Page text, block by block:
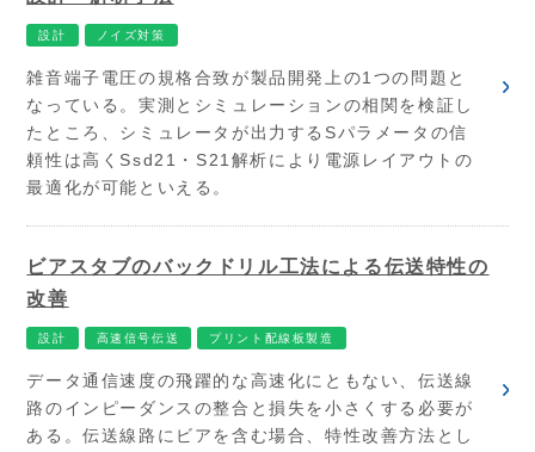
設計 ノイズ対策
雑音端子電圧の規格合致が製品開発上の1つの問題と
なっている。実測とシミュレーションの相関を検証し
たところ、シミュレータが出力するSパラメータの信
頼性は高くSsd21・S21解析により電源レイアウトの
最適化が可能といえる。
ビアスタブのバックドリル工法による伝送特性の
改善
設計 高速信号伝送 プリント配線板製造
データ通信速度の飛躍的な高速化にともない、伝送線
路のインピーダンスの整合と損失を小さくする必要が
ある。伝送線路にビアを含む場合、特性改善方法とし